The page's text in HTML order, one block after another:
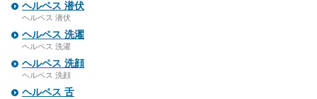
ヘルペス 潜伏
ヘルペス 潜伏
ヘルペス 洗濯
ヘルペス 洗濯
ヘルペス 洗顔
ヘルペス 洗顔
ヘルペス 舌